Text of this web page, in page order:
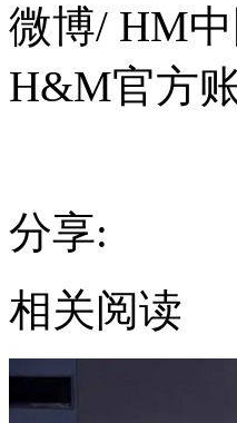
微博/ HM
H&M官方
分享:
相关阅读